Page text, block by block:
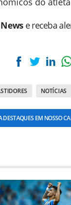
News e receba
NOTÍCIAS
DESTAQUES EM NOSSO